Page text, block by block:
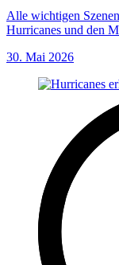
Alle wichtigen
Hurricanes und den
30. Mai 2026